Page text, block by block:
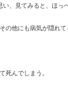
、見てみると、ほっ
の他にも病気が隠れて
死んでしまう。